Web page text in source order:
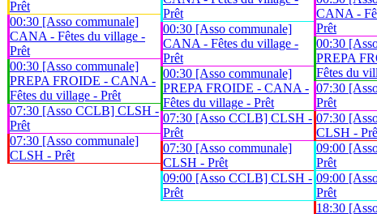
Prêt
00:30 [Asso communale]
CANA - Fêtes du village -
Prêt
00:30 [Asso communale]
PREPA FROIDE - CANA -
Fêtes du village - Prêt
07:30 [Asso CCLB] CLSH -
Prêt
07:30 [Asso communale]
CLSH - Prêt
Prêt
00:30 [Asso communale]
CANA - Fêtes du village -
Prêt
00:30 [Asso communale]
PREPA FROIDE - CANA -
Fêtes du village - Prêt
07:30 [Asso CCLB] CLSH -
Prêt
07:30 [Asso communale]
CLSH - Prêt
09:00 [Asso CCLB] CLSH -
Prêt
CANA -
Prêt
00:30
PREPA
Fêtes du
07:30
Prêt
07:30
CLSH -
09:00
Prêt
09:00
Prêt
18:30